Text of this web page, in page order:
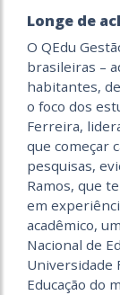
Longe de
O QEdu
brasileiras –
habitantes,
o foco dos
Ferreira,
que começar
pesquisas,
Ramos, que
em
acadêmico,
Nacional de
Universidade
Educação do